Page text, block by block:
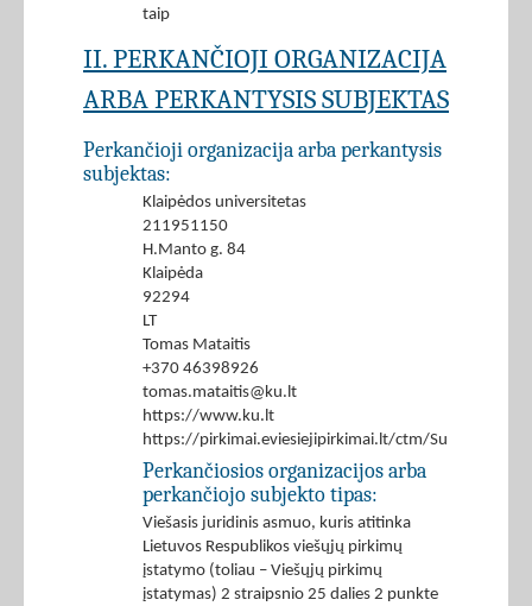
taip
II. PERKANČIOJI ORGANIZACIJA
ARBA PERKANTYSIS SUBJEKTAS
Perkančioji organizacija arba perkantysis
subjektas:
Klaipėdos universitetas
211951150
H.Manto g. 84
Klaipėda
92294
LT
Tomas Mataitis
+370 46398926
tomas.mataitis@ku.lt
https://www.ku.lt
https://pirkimai.eviesiejipirkimai.lt/ctm/Supplier/
Perkančiosios organizacijos arba
perkančiojo subjekto tipas:
Viešasis juridinis asmuo, kuris atitinka
Lietuvos Respublikos viešųjų pirkimų
įstatymo (toliau – Viešųjų pirkimų
įstatymas) 2 straipsnio 25 dalies 2 punkte